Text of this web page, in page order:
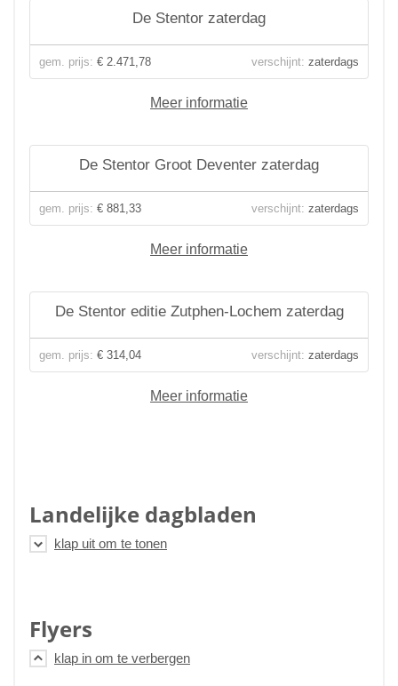
De Stentor zaterdag
gem. prijs: € 2.471,78 verschijnt: zaterdags
Meer informatie
De Stentor Groot Deventer zaterdag
gem. prijs: € 881,33 verschijnt: zaterdags
Meer informatie
De Stentor editie Zutphen-Lochem zaterdag
gem. prijs: € 314,04 verschijnt: zaterdags
Meer informatie
Landelijke dagbladen
Flyers